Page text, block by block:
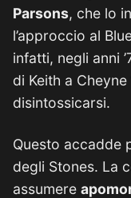
Parsons, che lo
l’approccio al
infatti, negli anni
di Keith a
disintossicarsi.
Questo accadde
degli Stones. La
assumere